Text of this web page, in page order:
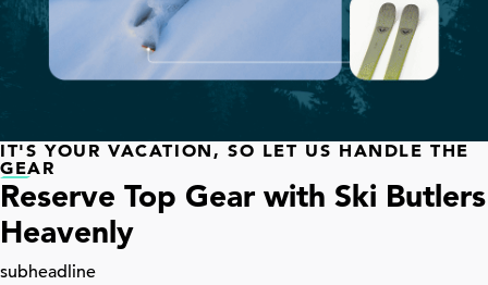
IT'S YOUR VACATION, SO LET US HANDLE THE
GEAR
Reserve Top Gear with Ski Butlers
Heavenly
subheadline